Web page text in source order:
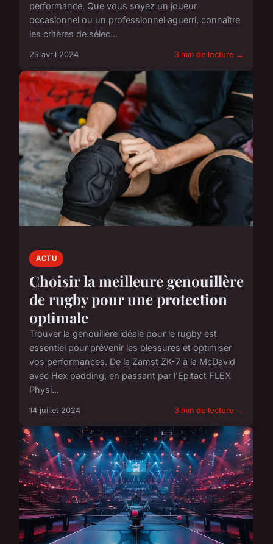
performance. Que vous soyez un joueur
occasionnel ou un professionnel aguerri, connaître
les critères de sélec...
25 avril 2024 3 min de lecture →
ACTU
Choisir la meilleure genouillère
de rugby pour une protection
optimale
Trouver la genouillère idéale pour le rugby est
essentiel pour prévenir les blessures et optimiser
vos performances. De la Zamst ZK-7 à la McDavid
avec Hex padding, en passant par l'Epitact FLEX
Physi...
14 juillet 2024 3 min de lecture →